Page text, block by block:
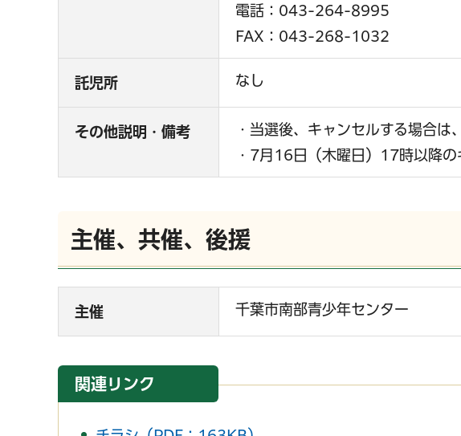
電話：043-264-8995
FAX：043-268-1032
託児所 なし
その他説明・備考
・当選後、キャンセルする場合は
・7月16日（木曜日）17時以降の
主催、共催、後援
主催 千葉市南部青少年センター
関連リンク